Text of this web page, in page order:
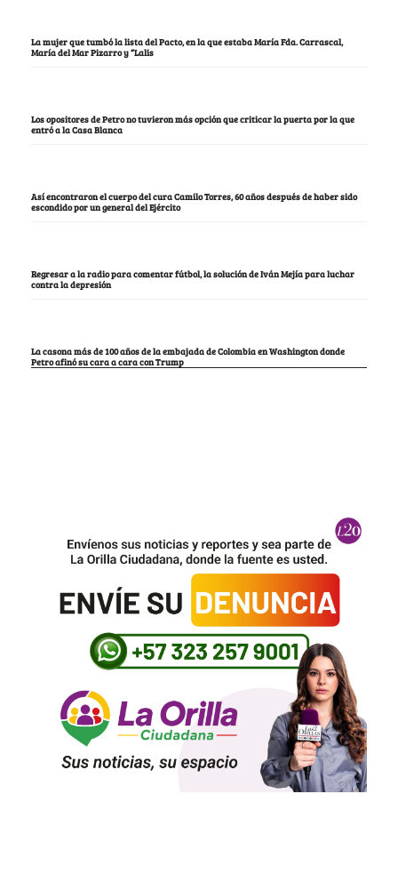
La mujer que tumbó la lista del Pacto, en la que estaba María Fda. Carrascal,
María del Mar Pizarro y “Lalis
Los opositores de Petro no tuvieron más opción que criticar la puerta por la que
entró a la Casa Blanca
Así encontraron el cuerpo del cura Camilo Torres, 60 años después de haber sido
escondido por un general del Ejército
Regresar a la radio para comentar fútbol, la solución de Iván Mejía para luchar
contra la depresión
La casona más de 100 años de la embajada de Colombia en Washington donde
Petro afinó su cara a cara con Trump